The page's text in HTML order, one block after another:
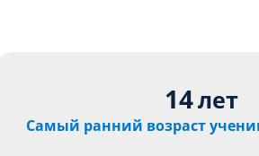
14лет
Самый ранний возраст